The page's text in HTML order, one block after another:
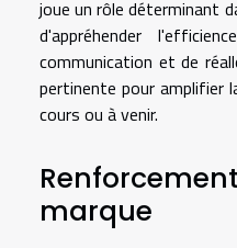
joue un rôle déterminant
d'appréhender
communication et de
pertinente pour amplifier
cours ou à venir.
marque